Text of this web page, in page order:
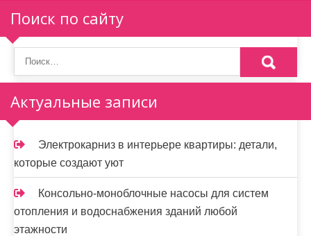
Поиск по сайту
Актуальные записи
Электрокарниз в интерьере квартиры: детали,
которые создают уют
Консольно-моноблочные насосы для систем
отопления и водоснабжения зданий любой
этажности